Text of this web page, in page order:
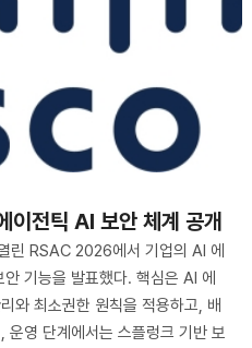
전틱 AI 보안 체계 공개
린 RSAC 2026에서 기업의 AI 에
기능을 발표했다. 핵심은 AI 에
와 최소권한 원칙을 적용하고, 배
운영 단계에서는 스플렁크 기반 보